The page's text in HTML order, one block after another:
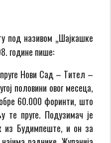
под називом „Шајкашке
године пише:
Нови Сад – Тител –
половини овог месеца,
60.000 форинти, што
те пруге. Подузимач је
из Будимпеште, и он за